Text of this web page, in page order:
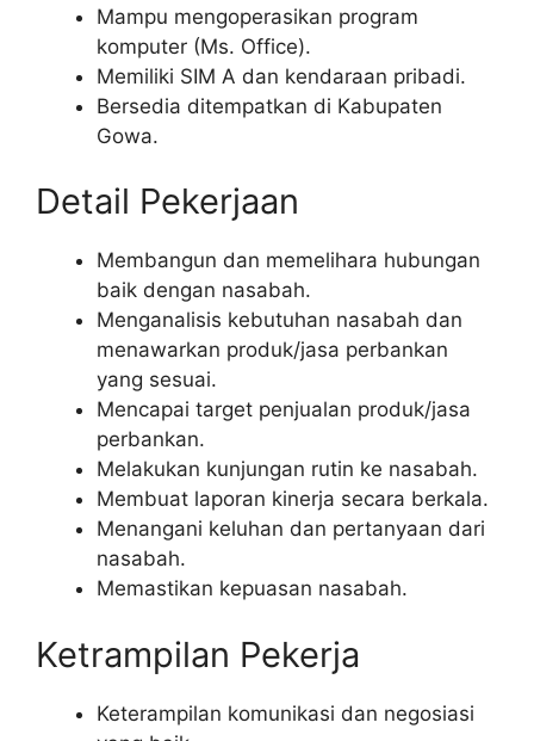
Mampu mengoperasikan program
komputer (Ms. Office).
Memiliki SIM A dan kendaraan pribadi.
Bersedia ditempatkan di Kabupaten
Gowa.
Detail Pekerjaan
Membangun dan memelihara hubungan
baik dengan nasabah.
Menganalisis kebutuhan nasabah dan
menawarkan produk/jasa perbankan
yang sesuai.
Mencapai target penjualan produk/jasa
perbankan.
Melakukan kunjungan rutin ke nasabah.
Membuat laporan kinerja secara berkala.
Menangani keluhan dan pertanyaan dari
nasabah.
Memastikan kepuasan nasabah.
Ketrampilan Pekerja
Keterampilan komunikasi dan negosiasi